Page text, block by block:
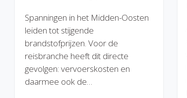
Spanningen in het Midden-Oosten
leiden tot stijgende
brandstofprijzen. Voor de
reisbranche heeft dit directe
gevolgen: vervoerskosten en
daarmee ook de…